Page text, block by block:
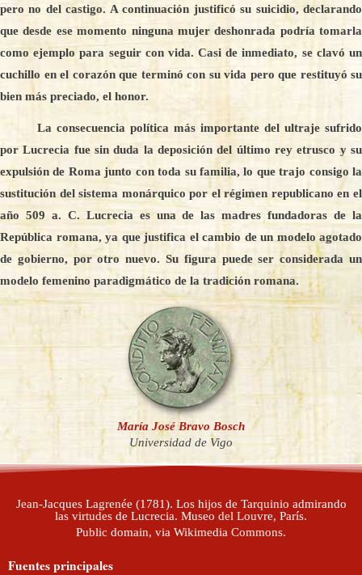
pero no del castigo. A continuación justificó su suicidio, declarando
que desde ese momento ninguna mujer deshonrada podría tomarla
como ejemplo para seguir con vida. Casi de inmediato, se clavó un
cuchillo en el corazón que terminó con su vida pero que restituyó su
bien más preciado, el honor.
La consecuencia política más importante del ultraje sufrido
por Lucrecia fue sin duda la deposición del último rey etrusco y su
expulsión de Roma junto con toda su familia, lo que trajo consigo la
sustitución del sistema monárquico por el régimen republicano en el
año 509 a. C. Lucrecia es una de las madres fundadoras de la
República romana, ya que justifica el cambio de un modelo agotado
de gobierno, por otro nuevo. Su figura puede ser considerada un
modelo femenino paradigmático de la tradición romana.
María José Bravo Bosch
Universidad de Vigo
Jean-Jacques Lagrenée (1781). Los hijos de Tarquinio admirando
las virtudes de Lucrecia. Museo del Louvre, París.
Public domain, via Wikimedia Commons.
Fuentes principales